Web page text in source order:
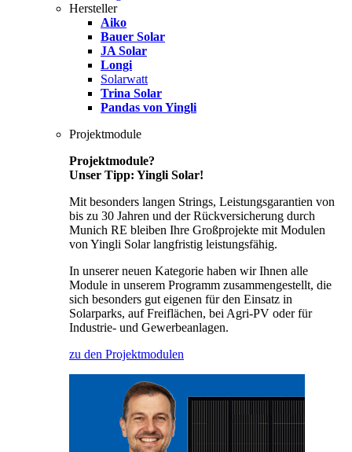
Hersteller
Aiko
Bauer Solar
JA Solar
Longi
Solarwatt
Trina Solar
Pandas von Yingli
Projektmodule
Projektmodule?
Unser Tipp: Yingli Solar!
Mit besonders langen Strings, Leistungsgarantien von
bis zu 30 Jahren und der Rückversicherung durch
Munich RE bleiben Ihre Großprojekte mit Modulen
von Yingli Solar langfristig leistungsfähig.
In unserer neuen Kategorie haben wir Ihnen alle
Module in unserem Programm zusammengestellt, die
sich besonders gut eigenen für den Einsatz in
Solarparks, auf Freiflächen, bei Agri-PV oder für
Industrie- und Gewerbeanlagen.
zu den Projektmodulen